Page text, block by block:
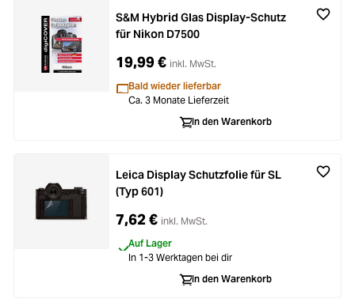
S&M Hybrid Glas Display-Schutz
für Nikon D7500
19,99 € inkl. MwSt.
Bald wieder lieferbar
Ca. 3 Monate Lieferzeit
In den Warenkorb
Leica Display Schutzfolie für SL
(Typ 601)
7,62 € inkl. MwSt.
Auf Lager
In 1-3 Werktagen bei dir
In den Warenkorb